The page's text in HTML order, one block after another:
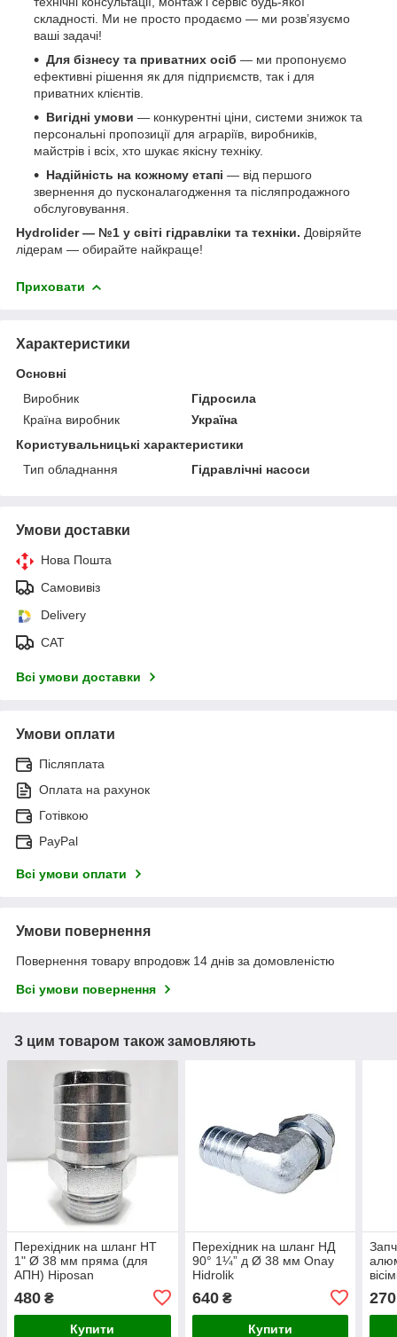
складності. Ми не просто продаємо — ми розв’язуємо
ваші задачі!
Для бізнесу та приватних осіб — ми пропонуємо
ефективні рішення як для підприємств, так і для
приватних клієнтів.
Вигідні умови — конкурентні ціни, системи знижок та
персональні пропозиції для аграріїв, виробників,
майстрів і всіх, хто шукає якісну техніку.
Надійність на кожному етапі — від першого
звернення до пусконалагодження та післяпродажного
обслуговування.
Hydrolider — №1 у світі гідравліки та техніки. Довіряйте
лідерам — обирайте найкраще!
Приховати
Характеристики
Основні
Виробник
Гідросила
Країна виробник
Україна
Користувальницькі характеристики
Тип обладнання
Гідравлічні насоси
Умови доставки
Нова Пошта
Самовивіз
Delivery
САТ
Всі умови доставки
Умови оплати
Післяплата
Оплата на рахунок
Готівкою
PayPal
Всі умови оплати
Умови повернення
Повернення товару впродовж 14 днів за домовленістю
Всі умови повернення
З цим товаром також замовляють
Перехідник на шланг НТ
1" Ø 38 мм пряма (для
АПН) Hiposan
480 ₴
Купити
Перехідник на шланг НД
90° 1¼” д Ø 38 мм Onay
Hidrolik
640₴
Купити
270